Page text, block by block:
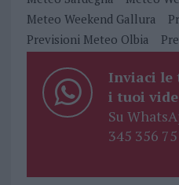
Meteo Weekend Gallura
Previsioni Meteo Olbia
Inviaci le
i tuoi
Su
345 356